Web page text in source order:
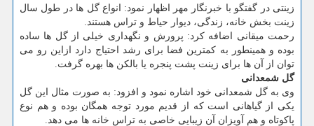
زینتی در گفتگو با خبرنگار مهر اظهار نمود: انواع گل ها در طول سال
زینت بخش خانه، زندگی، دیوار حیاط و تراس هستند.
رحمت میقانی اضافه كرد: پرورش و نگهداری خیلی از گل ها ساده
بوده و همینطور به كمترین فضا برای رشد احتیاج دارد ازاین رو می
توان از آن ها برای زینت پشت پنجره یا بالكن ها بهره گرفت.
گل شمعدانی
وی به گل شمعدانی خود اشاره نمود و افزود: به صورت مثال این گل
یكی از گیاهانی است كه از قدیم مورد توجه همگان بوده و هم نوع
پاكوتاه و هم آویزان آن زیبایی خاصی به تراس خانه ها می دهد.